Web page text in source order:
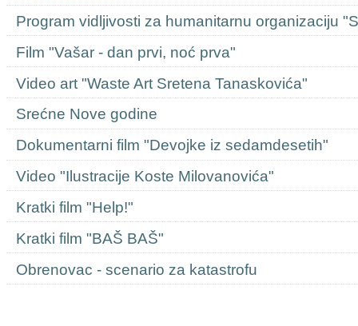
Program vidljivosti za humanitarnu organizaciju
Film "Vašar - dan prvi, noć prva"
Video art "Waste Art Sretena Tanaskovića"
Srećne Nove godine
Dokumentarni film "Devojke iz sedamdesetih"
Video "Ilustracije Koste Milovanovića"
Kratki film "Help!"
Kratki film "BAŠ BAŠ"
Obrenovac - scenario za katastrofu